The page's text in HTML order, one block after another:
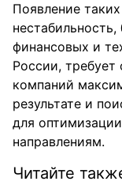
Появление
финансовых и
России,
компаний
⁪рез⁪ультате и
для
нап⁪равлениям.
Читайте